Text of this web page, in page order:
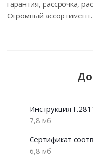
гарантия, рассрочка,
Огромный
Инструкция
7,8 мб
Сертификат
6,8 мб